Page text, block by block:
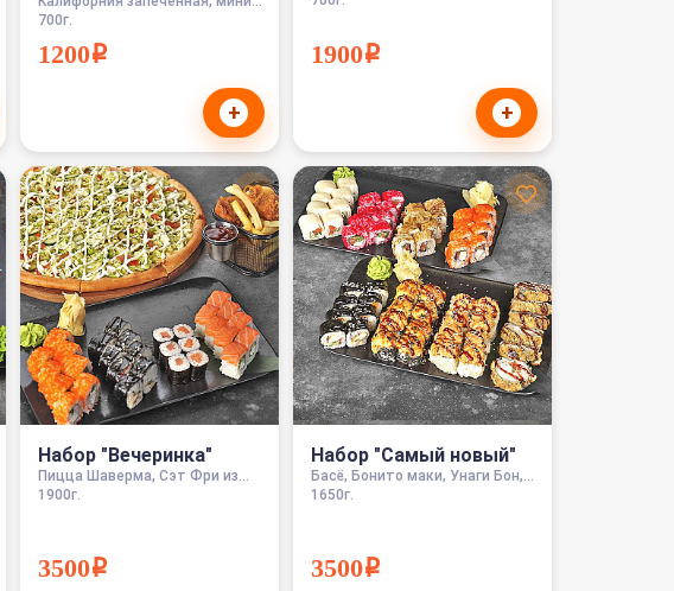
700г.
1200i
+
1900i
+
Набор "Вечеринка"
Пицца Шаверма, Сэт Фри из...
1900г.
3500i
Набор "Самый новый"
Басё, Бонито маки, Унаги Бон,...
1650г.
3500i